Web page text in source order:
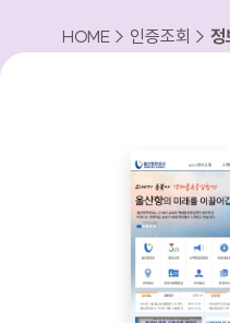
HOME > 인증조회 > 정